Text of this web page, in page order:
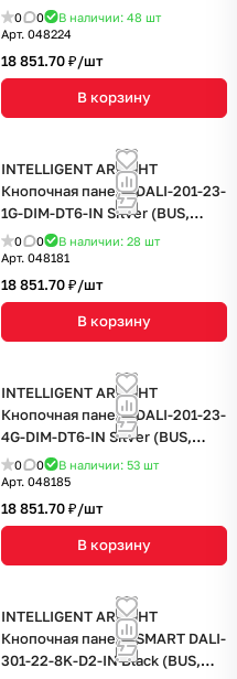
(IARL, IP20 Металл, 3 года)
0 0 В наличии: 48 шт
Арт. 048224
18 851.70 ₽/шт
В корзину
INTELLIGENT ARLIGHT
Кнопочная панель DALI-201-23-
1G-DIM-DT6-IN Silver (BUS,
Frame) (IARL, IP20 Металл, 3
года)
0 0 В наличии: 28 шт
Арт. 048181
18 851.70 ₽/шт
В корзину
INTELLIGENT ARLIGHT
Кнопочная панель DALI-201-23-
4G-DIM-DT6-IN Silver (BUS,
Frame) (IARL, IP20 Металл, 3
года)
0 0 В наличии: 53 шт
Арт. 048185
18 851.70 ₽/шт
В корзину
INTELLIGENT ARLIGHT
Кнопочная панель SMART DALI-
301-22-8K-D2-IN Black (BUS,